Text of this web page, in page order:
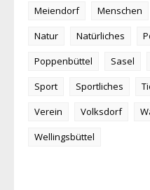
Meiendorf
Menschen
Natur
Natürliches
Poppenbüttel
Sasel
Sport
Sportliches
Verein
Volksdorf
Wellingsbüttel